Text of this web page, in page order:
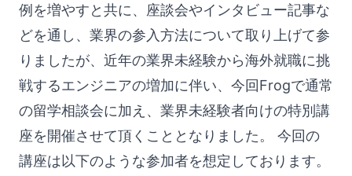
例を増やすと共に、座談会やインタビュー記事な
どを通し、業界の参入方法について取り上げて参
りましたが、近年の業界未経験から海外就職に挑
戦するエンジニアの増加に伴い、今回Frogで通常
の留学相談会に加え、業界未経験者向けの特別講
座を開催させて頂くこととなりました。 今回の
講座は以下のような参加者を想定しております。